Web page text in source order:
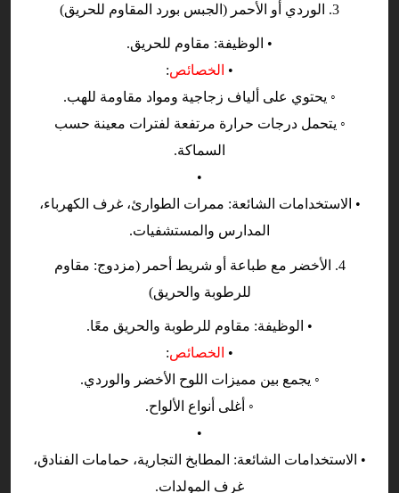
3. الوردي أو الأحمر (الجبس بورد المقاوم للحريق)
• الوظيفة: مقاوم للحريق.
• الخصائص:
◦ يحتوي على ألياف زجاجية ومواد مقاومة للهب.
◦ يتحمل درجات حرارة مرتفعة لفترات معينة حسب
السماكة.
•
• الاستخدامات الشائعة: ممرات الطوارئ، غرف الكهرباء،
المدارس والمستشفيات.
4. الأخضر مع طباعة أو شريط أحمر (مزدوج: مقاوم
للرطوبة والحريق)
• الوظيفة: مقاوم للرطوبة والحريق معًا.
• الخصائص:
◦ يجمع بين مميزات اللوح الأخضر والوردي.
◦ أغلى أنواع الألواح.
•
• الاستخدامات الشائعة: المطابخ التجارية، حمامات الفنادق،
غرف المولدات.